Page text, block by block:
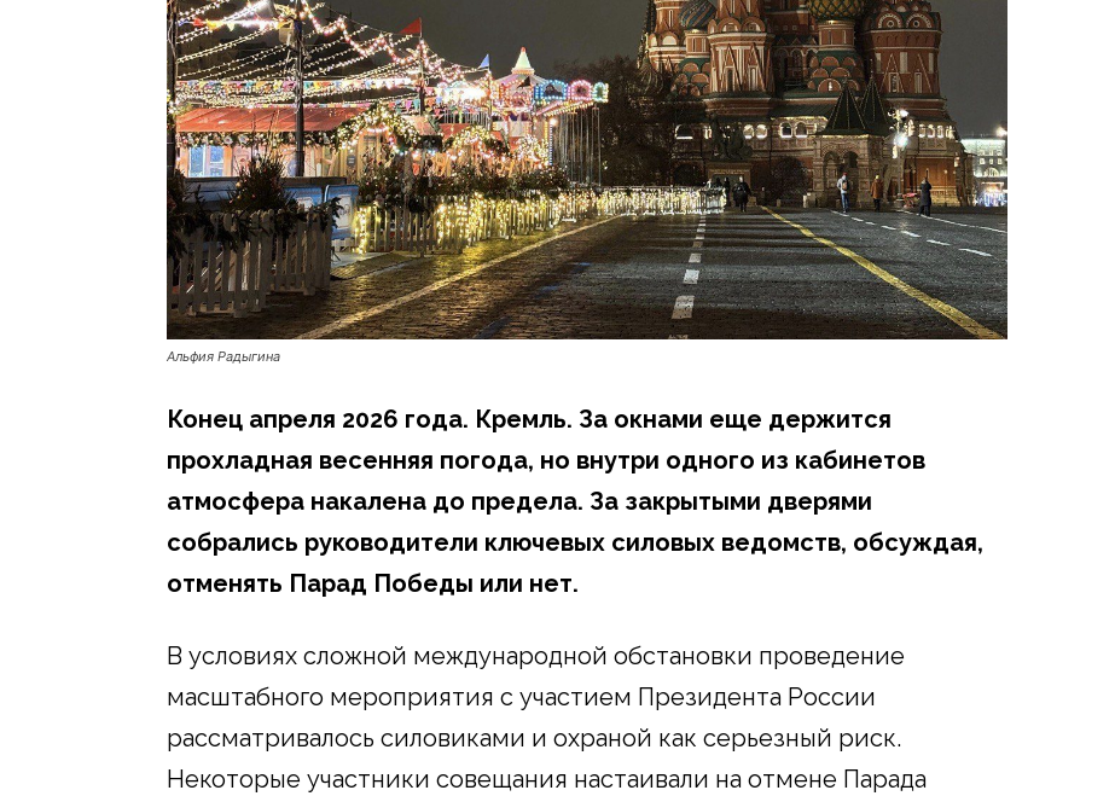
Альфия Радыгина
Конец апреля 2026 года. Кремль. За окнами еще держится
прохладная весенняя погода, но внутри одного из кабинетов
атмосфера накалена до предела. За закрытыми дверями
собрались руководители ключевых силовых ведомств, обсуждая,
отменять Парад Победы или нет.
В условиях сложной международной обстановки проведение
масштабного мероприятия с участием Президента России
рассматривалось силовиками и охраной как серьезный риск.
Некоторые участники совещания настаивали на отмене Парада